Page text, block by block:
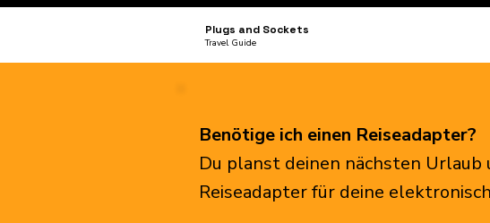
Plugs and Sockets
Travel Guide
Benötige ich einen Reiseadapter?
Du planst deinen nächsten
Reiseadapter für deine